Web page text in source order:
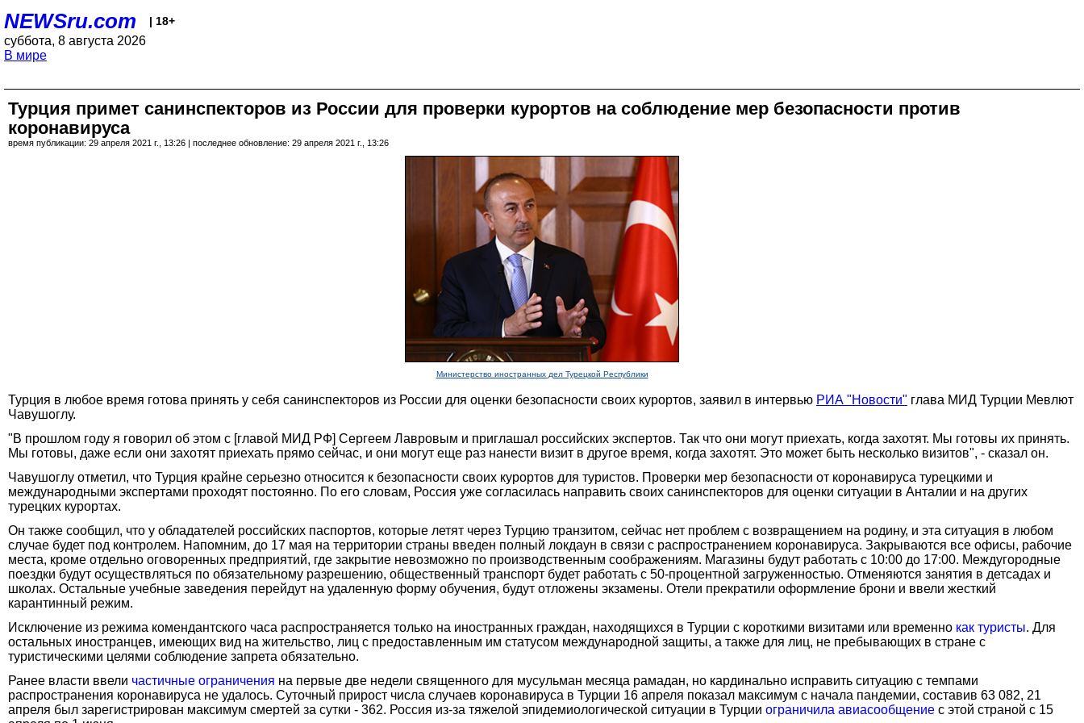
NEWSru.com | 18+
суббота, 8 августа 2026
В мире
Турция примет санинспекторов из России для проверки курортов на соблюдение мер безопасности против
коронавируса
время публикации: 29 апреля 2021 г., 13:26 | последнее обновление: 29 апреля 2021 г., 13:26
Министерство иностранных дел Турецкой Республики
Турция в любое время готова принять у себя санинспекторов из России для оценки безопасности своих курортов, заявил в интервью РИА "Новости" глава МИД Турции Мевлют
Чавушоглу.
"В прошлом году я говорил об этом с [главой МИД РФ] Сергеем Лавровым и приглашал российских экспертов. Так что они могут приехать, когда захотят. Мы готовы их принять.
Мы готовы, даже если они захотят приехать прямо сейчас, и они могут еще раз нанести визит в другое время, когда захотят. Это может быть несколько визитов", - сказал он.
Чавушоглу отметил, что Турция крайне серьезно относится к безопасности своих курортов для туристов. Проверки мер безопасности от коронавируса турецкими и
международными экспертами проходят постоянно. По его словам, Россия уже согласилась направить своих санинспекторов для оценки ситуации в Анталии и на других
турецких курортах.
Он также сообщил, что у обладателей российских паспортов, которые летят через Турцию транзитом, сейчас нет проблем с возвращением на родину, и эта ситуация в любом
случае будет под контролем. Напомним, до 17 мая на территории страны введен полный локдаун в связи с распространением коронавируса. Закрываются все офисы, рабочие
места, кроме отдельно оговоренных предприятий, где закрытие невозможно по производственным соображениям. Магазины будут работать с 10:00 до 17:00. Междугородные
поездки будут осуществляться по обязательному разрешению, общественный транспорт будет работать с 50-процентной загруженностью. Отменяются занятия в детсадах и
школах. Остальные учебные заведения перейдут на удаленную форму обучения, будут отложены экзамены. Отели прекратили оформление брони и ввели жесткий
карантинный режим.
Исключение из режима комендантского часа распространяется только на иностранных граждан, находящихся в Турции с короткими визитами или временно как туристы. Для
остальных иностранцев, имеющих вид на жительство, лиц с предоставленным им статусом международной защиты, а также для лиц, не пребывающих в стране с
туристическими целями соблюдение запрета обязательно.
Ранее власти ввели частичные ограничения на первые две недели священного для мусульман месяца рамадан, но кардинально исправить ситуацию с темпами
распространения коронавируса не удалось. Суточный прирост числа случаев коронавируса в Турции 16 апреля показал максимум с начала пандемии, составив 63 082, 21
апреля был зарегистрирован максимум смертей за сутки - 362. Россия из-за тяжелой эпидемиологической ситуации в Турции ограничила авиасообщение с этой страной с 15